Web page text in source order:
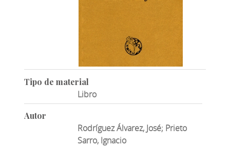
Tipo de material
Libro
Autor
Rodríguez Álvarez, José; Prieto
Sarro, Ignacio